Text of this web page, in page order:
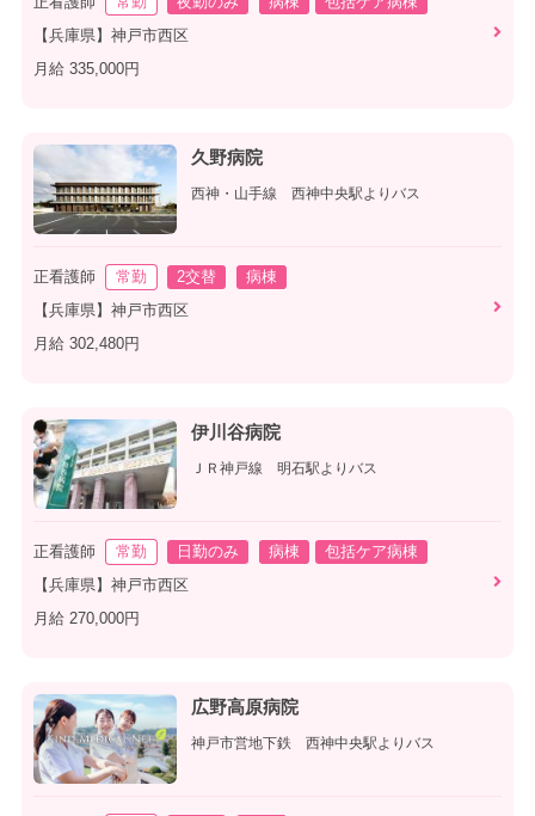
【兵庫県】神戸市西区
月給 335,000円
久野病院
西神・山手線 西神中央駅よりバス
正看護師 常勤 2交替
病棟
【兵庫県】神戸市西区
月給 302,480円
伊川谷病院
ＪＲ神戸線 明石駅よりバス
正看護師 常勤 日勤のみ 病棟
包括ケア病棟
【兵庫県】神戸市西区
月給 270,000円
広野高原病院
神戸市営地下鉄 西神中央駅よりバス